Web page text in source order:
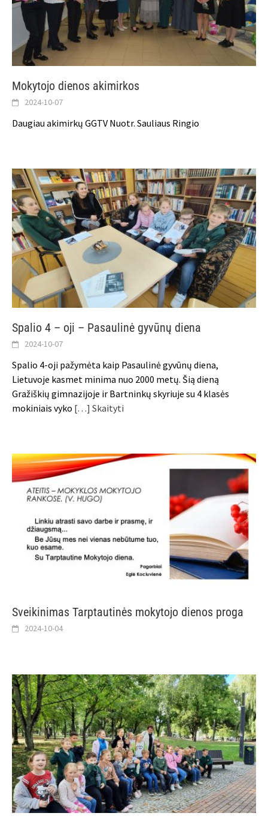
Mokytojo dienos akimirkos
2024-10-07
Daugiau akimirkų GGTV Nuotr. Sauliaus Ringio
Spalio 4 – oji – Pasaulinė gyvūnų diena
2024-10-07
Spalio 4-oji pažymėta kaip Pasaulinė gyvūnų diena,
Lietuvoje kasmet minima nuo 2000 metų. Šią dieną
Gražiškių gimnazijoje ir Bartninkų skyriuje su 4 klasės
mokiniais vyko […] Skaityti
Sveikinimas Tarptautinės mokytojo dienos proga
2024-10-04